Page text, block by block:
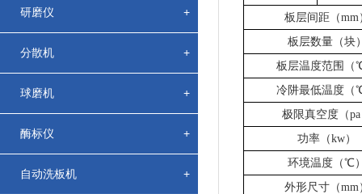
研磨仪 +
分散机 +
球磨机 +
酶标仪 +
自动洗板机 +
板层间距（mm
板层数量（块
板层温度范围（
冷阱最低温度（
极限真空度 （
功率 （kw）
环境温度（℃
外形尺寸（mm